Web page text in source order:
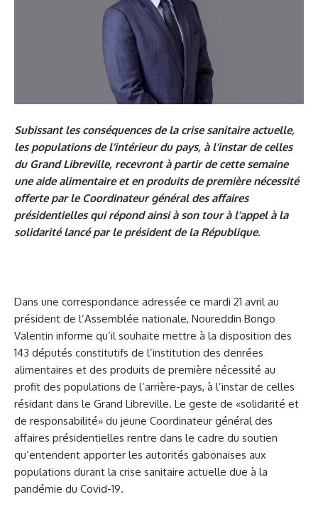
Subissant les conséquences de la crise sanitaire actuelle,
les populations de l’intérieur du pays, à l’instar de celles
du Grand Libreville, recevront à partir de cette semaine
une aide alimentaire et en produits de première nécessité
offerte par le Coordinateur général des affaires
présidentielles qui répond ainsi à son tour à l’appel à la
solidarité lancé par le président de la République.
Dans une correspondance adressée ce mardi 21 avril au
président de l’Assemblée nationale, Noureddin Bongo
Valentin informe qu’il souhaite mettre à la disposition des
143 députés constitutifs de l’institution des denrées
alimentaires et des produits de première nécessité au
profit des populations de l’arrière-pays, à l’instar de celles
résidant dans le Grand Libreville. Le geste de «solidarité et
de responsabilité» du jeune Coordinateur général des
affaires présidentielles rentre dans le cadre du soutien
qu’entendent apporter les autorités gabonaises aux
populations durant la crise sanitaire actuelle due à la
pandémie du Covid-19.